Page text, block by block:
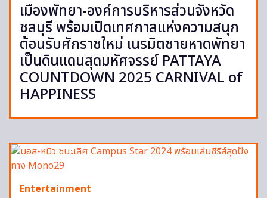
เมืองพัทยา-องค์การบริหารส่วนจังหวัด
ชลบุรี พร้อมเปิดเทศกาลแห่งความสนุก
ต้อนรับศักราชใหม่ เนรมิตชายหาดพัทยา
เป็นดินแดนสุดมหัศจรรย์ PATTAYA
COUNTDOWN 2025 CARNIVAL of
HAPPINESS
Entertainment